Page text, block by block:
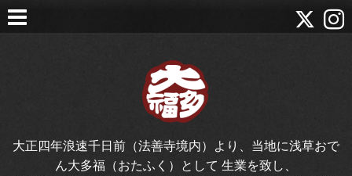
大正四年浪速千日前（法善寺境内）より、当地に浅草おで
ん大多福（おたふく）として 生業を致し、